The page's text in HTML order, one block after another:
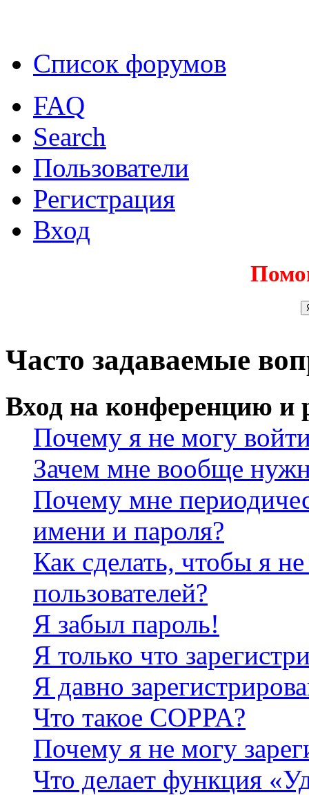
Список форумов
FAQ
Search
Пользователи
Регистрация
Вход
Часто задаваемые
Вход на конференцию и
Почему я не могу
Зачем мне вообще
Почему мне
имени и пароля?
Как сделать, чтобы я
пользователей?
Я забыл пароль!
Я только что
Я давно
Что такое COPPA?
Почему я не могу
Что делает функция